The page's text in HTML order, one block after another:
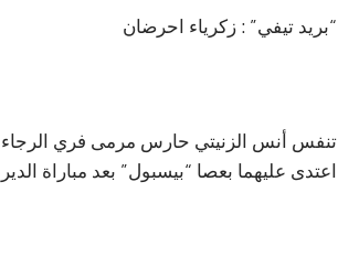
“بريد تيفي” : زكرياء احرضان
تنفس أنس الزنيتي حارس مرمى فري الرجاء
اعتدى عليهما بعصا “بيسبول” بعد مباراة